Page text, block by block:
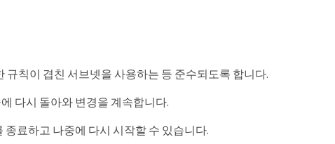
칙이 겹친 서브넷을 사용하는 등 준수되도록 합니다.
다시 돌아와 변경을 계속합니다.
료하고 나중에 다시 시작할 수 있습니다.